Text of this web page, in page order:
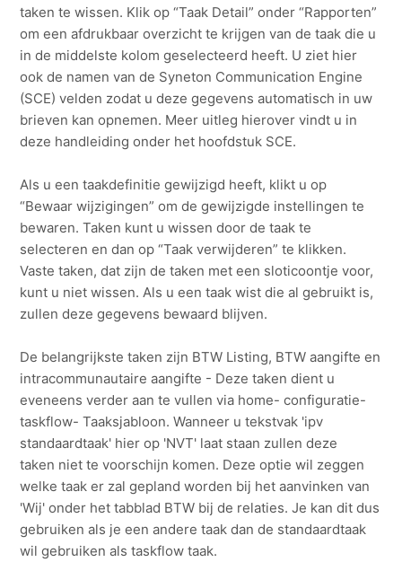
taken te wissen. Klik op “Taak Detail” onder “Rapporten”
om een afdrukbaar overzicht te krijgen van de taak die u
in de middelste kolom geselecteerd heeft. U ziet hier
ook de namen van de Syneton Communication Engine
(SCE) velden zodat u deze gegevens automatisch in uw
brieven kan opnemen. Meer uitleg hierover vindt u in
deze handleiding onder het hoofdstuk SCE.
Als u een taakdefinitie gewijzigd heeft, klikt u op
“Bewaar wijzigingen” om de gewijzigde instellingen te
bewaren. Taken kunt u wissen door de taak te
selecteren en dan op “Taak verwijderen” te klikken.
Vaste taken, dat zijn de taken met een sloticoontje voor,
kunt u niet wissen. Als u een taak wist die al gebruikt is,
zullen deze gegevens bewaard blijven.
De belangrijkste taken zijn BTW Listing, BTW aangifte en
intracommunautaire aangifte - Deze taken dient u
eveneens verder aan te vullen via home- configuratie-
taskflow- Taaksjabloon. Wanneer u tekstvak 'ipv
standaardtaak' hier op 'NVT' laat staan zullen deze
taken niet te voorschijn komen. Deze optie wil zeggen
welke taak er zal gepland worden bij het aanvinken van
'Wij' onder het tabblad BTW bij de relaties. Je kan dit dus
gebruiken als je een andere taak dan de standaardtaak
wil gebruiken als taskflow taak.